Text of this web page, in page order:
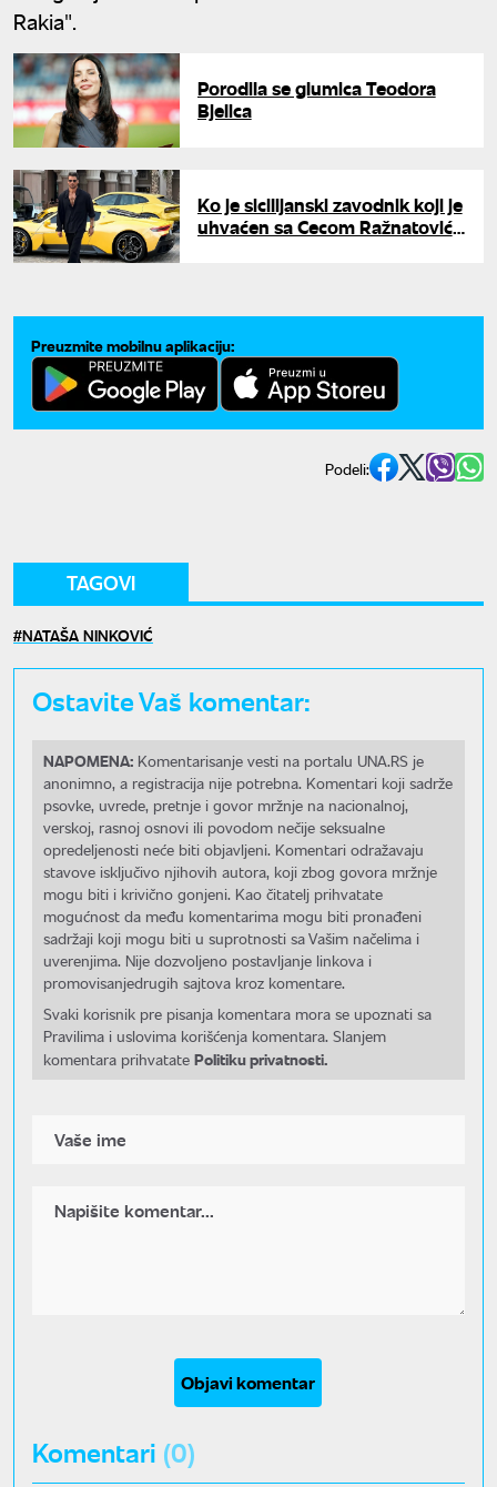
Rakia".
Porodila se glumica Teodora
Bjelica
Ko je sicilijanski zavodnik koji je
uhvaćen sa Cecom Ražnatović:
Preuzmite mobilnu aplikaciju:
Podeli:
TAGOVI
NATAŠA NINKOVIĆ
Ostavite Vaš komentar:
NAPOMENA: Komentarisanje vesti na portalu UNA.RS je
anonimno, a registracija nije potrebna. Komentari koji sadrže
psovke, uvrede, pretnje i govor mržnje na nacionalnoj,
verskoj, rasnoj osnovi ili povodom nečije seksualne
opredeljenosti neće biti objavljeni. Komentari odražavaju
stavove isključivo njihovih autora, koji zbog govora mržnje
mogu biti i krivično gonjeni. Kao čitatelj prihvatate
mogućnost da među komentarima mogu biti pronađeni
sadržaji koji mogu biti u suprotnosti sa Vašim načelima i
uverenjima. Nije dozvoljeno postavljanje linkova i
promovisanjedrugih sajtova kroz komentare.
Svaki korisnik pre pisanja komentara mora se upoznati sa
Pravilima i uslovima korišćenja komentara. Slanjem
komentara prihvatate Politiku privatnosti.
Objavi komentar
Komentari (0)